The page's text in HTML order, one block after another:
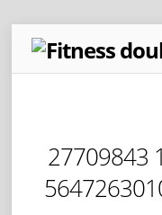
content
27709843